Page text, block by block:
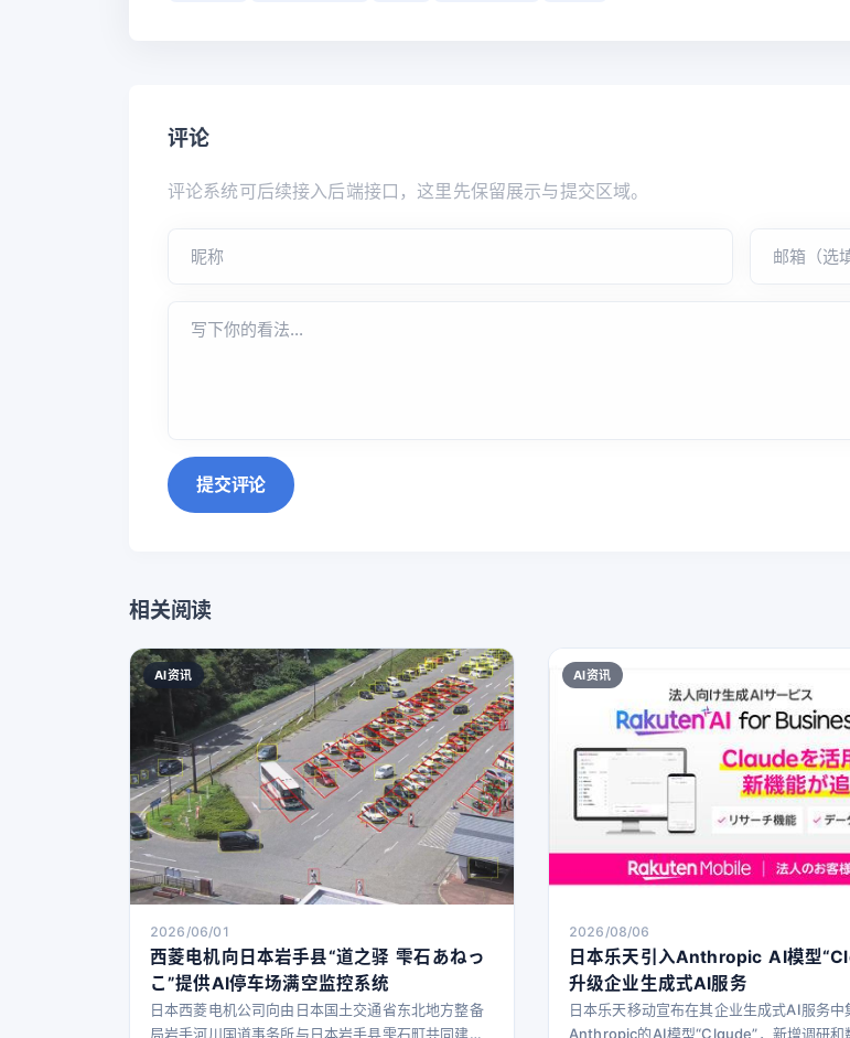
评论
评论系统可后续接入后端接口，这里先保留展示与提交区域。
提交评论
相关阅读
AI资讯
2026/06/01
西菱电机向日本岩手县“道之驿 雫石あねっ
こ”提供AI停车场满空监控系统
日本西菱电机公司向由日本国土交通省东北地方整备
局岩手河川国道事务所与日本岩手县雫石町共同建设
AI资讯
2026/08/06
日本乐天引入Anthropic AI模型
升级企业生成式AI服务
日本乐天移动宣布在其企业生成式AI服务中
Anthropic的AI模型“Claude”，新增调研和